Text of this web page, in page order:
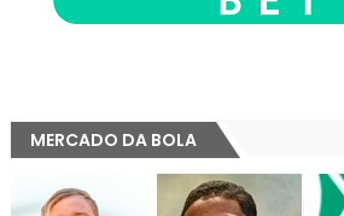
MERCADO DA BOLA